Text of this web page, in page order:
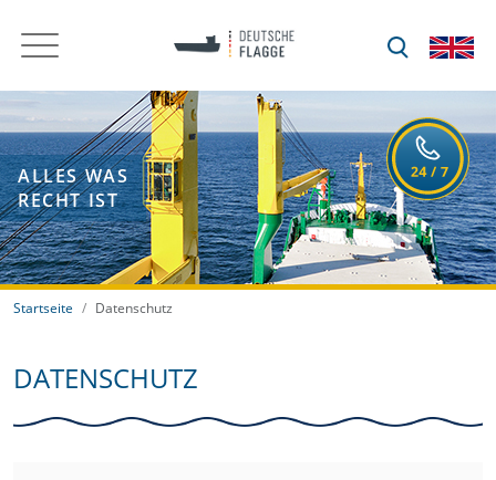
ALLES WAS
RECHT IST
Startseite Datenschutz
DATENSCHUTZ